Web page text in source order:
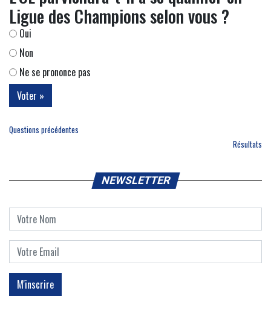
Ligue des Champions selon vous ?
Oui
Non
Ne se prononce pas
Questions précédentes
Résultats
NEWSLETTER